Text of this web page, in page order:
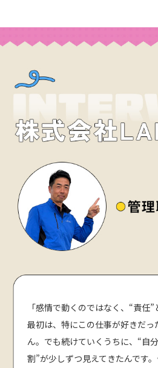
「感情で動くのではなく、“責任”
最初は、特にこの仕事が好きだっ
ん。でも続けていくうちに、“自
割”が少しずつ見えてきたんです